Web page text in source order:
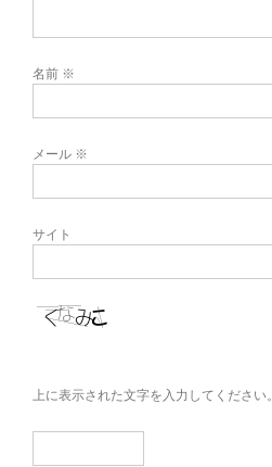
名前 ※
メール ※
サイト
上に表示された文字を入力してください。